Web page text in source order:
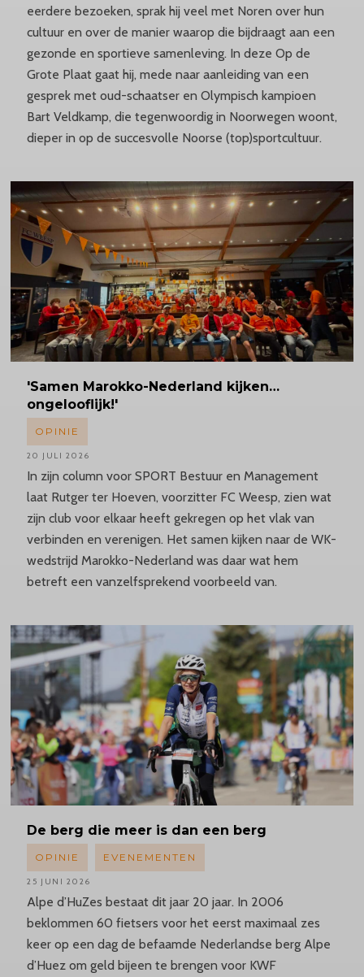
eerdere bezoeken, sprak hij veel met Noren over hun
cultuur en over de manier waarop die bijdraagt aan een
gezonde en sportieve samenleving. In deze Op de
Grote Plaat gaat hij, mede naar aanleiding van een
gesprek met oud-schaatser en Olympisch kampioen
Bart Veldkamp, die tegenwoordig in Noorwegen woont,
dieper in op de succesvolle Noorse (top)sportcultuur.
'Samen Marokko-Nederland kijken…
ongelooflijk!'
In zijn column voor SPORT Bestuur en Management
laat Rutger ter Hoeven, voorzitter FC Weesp, zien wat
zijn club voor elkaar heeft gekregen op het vlak van
verbinden en verenigen. Het samen kijken naar de WK-
wedstrijd Marokko-Nederland was daar wat hem
betreft een vanzelfsprekend voorbeeld van.
OPINIE
20 JULI 2026
De berg die meer is dan een berg
Alpe d’HuZes bestaat dit jaar 20 jaar. In 2006
beklommen 60 fietsers voor het eerst maximaal zes
keer op een dag de befaamde Nederlandse berg Alpe
d’Huez om geld bijeen te brengen voor KWF
OPINIE EVENEMENTEN
25 JUNI 2026